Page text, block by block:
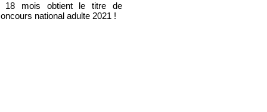
18 mois obtient le titre de
national adulte 2021 !